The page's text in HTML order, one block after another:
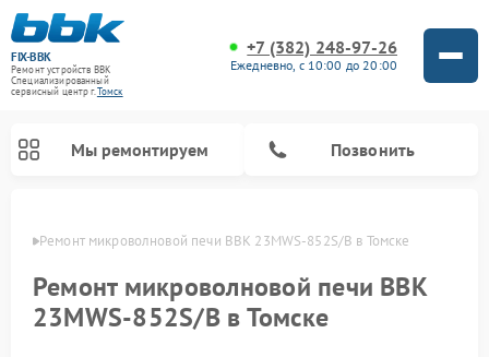
FIX-BBK
Ремонт устройств BBK
Специализированный
cервисный центр г.Томск
+7 (382) 248-97-26
Ежедневно, с 10:00 до 20:00
Мы ремонтируем Позвонить
Ремонт микроволновой печи BBK 23MWS-852S/B в Томске
Ремонт микроволновой печи BBK
23MWS-852S/B в Томске